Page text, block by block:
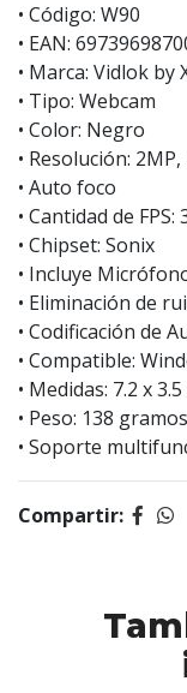
• Código: W90
• EAN:
• Marca: Vidlok by
• Tipo: Webcam
• Color: Negro
• Resolución:
• Auto foco
• Cantidad de FPS:
• Chipset: Sonix
• Incluye
• Eliminación de
• Codificación de
• Compatible:
• Medidas: 7.2 x
• Peso: 138 gramos
• Soporte
Compartir: